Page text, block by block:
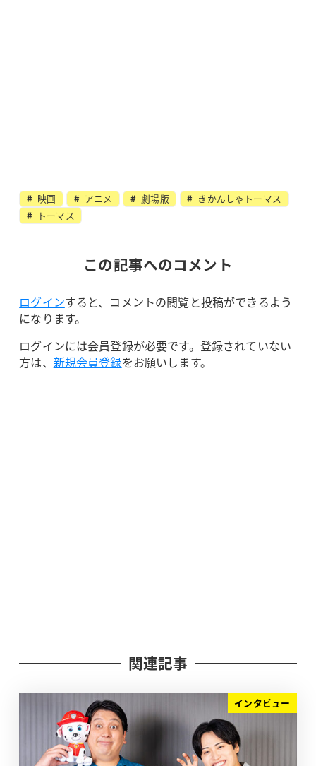
映画 アニメ 劇場版
きかんしゃトーマス
トーマス
この記事へのコメント
ログインすると、コメントの閲覧と投稿ができるよう
になります。
ログインには会員登録が必要です。登録されていない
方は、 新規会員登録をお願いします。
関連記事
インタビュー